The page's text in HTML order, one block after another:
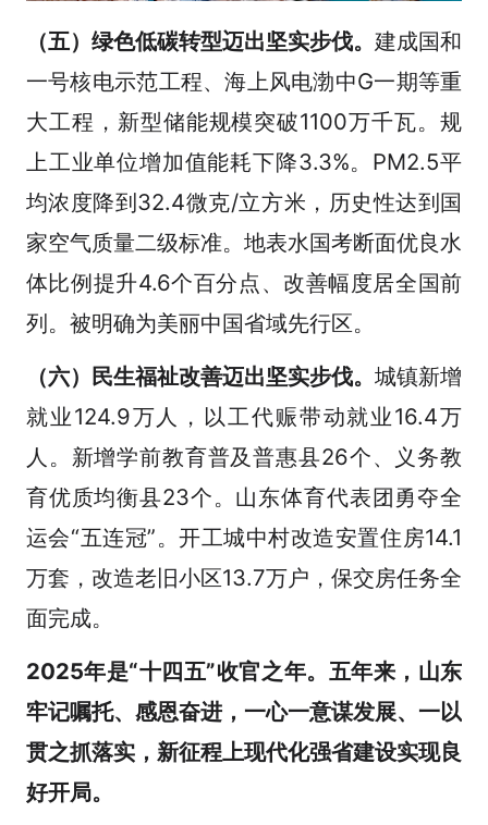
（五）绿色低碳转型迈出坚实步伐。建成国和
一号核电示范工程、海上风电渤中G一期等重
大工程，新型储能规模突破1100万千瓦。规
上工业单位增加值能耗下降3.3%。PM2.5平
均浓度降到32.4微克/立方米，历史性达到国
家空气质量二级标准。地表水国考断面优良水
体比例提升4.6个百分点、改善幅度居全国前
列。被明确为美丽中国省域先行区。
（六）民生福祉改善迈出坚实步伐。城镇新增
就业124.9万人，以工代赈带动就业16.4万
人。新增学前教育普及普惠县26个、义务教
育优质均衡县23个。山东体育代表团勇夺全
运会“五连冠”。开工城中村改造安置住房14.1
万套，改造老旧小区13.7万户，保交房任务全
面完成。
2025年是“十四五”收官之年。五年来，山东
牢记嘱托、感恩奋进，一心一意谋发展、一以
贯之抓落实，新征程上现代化强省建设实现良
好开局。